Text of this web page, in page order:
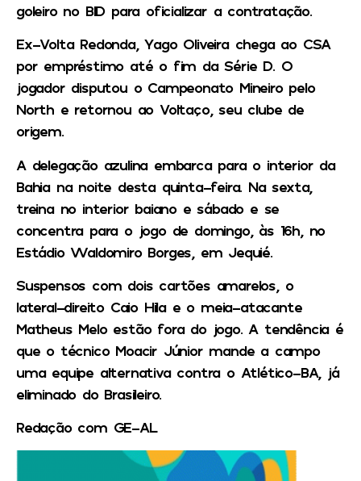
goleiro no BID para oficializar a contratação.
Ex-Volta Redonda, Yago Oliveira chega ao CSA
por empréstimo até o fim da Série D. O
jogador disputou o Campeonato Mineiro pelo
North e retornou ao Voltaço, seu clube de
origem.
A delegação azulina embarca para o interior da
Bahia na noite desta quinta-feira. Na sexta,
treina no interior baiano e sábado e se
concentra para o jogo de domingo, às 16h, no
Estádio Waldomiro Borges, em Jequié.
Suspensos com dois cartões amarelos, o
lateral-direito Caio Hila e o meia-atacante
Matheus Melo estão fora do jogo. A tendência é
que o técnico Moacir Júnior mande a campo
uma equipe alternativa contra o Atlético-BA, já
eliminado do Brasileiro.
Redação com GE-AL